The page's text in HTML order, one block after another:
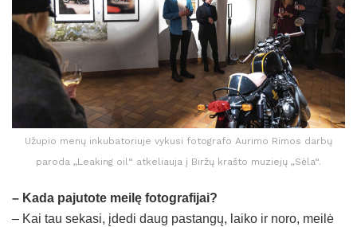
Užupio menų inkubatoriuje vykusi fotografo Aurimo Rimos darbų
paroda „Leaking oil“ atkeliauja į Biržų krašto muziejų „Sėla“.
– Kada pajutote meilę fotografijai?
– Kai tau sekasi, įdedi daug pastangų, laiko ir noro, meilė